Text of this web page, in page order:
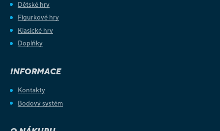
Dětské hry
Figurkové hry
Klasické hry
Doplňky
INFORMACE
Kontakty
Bodový systém